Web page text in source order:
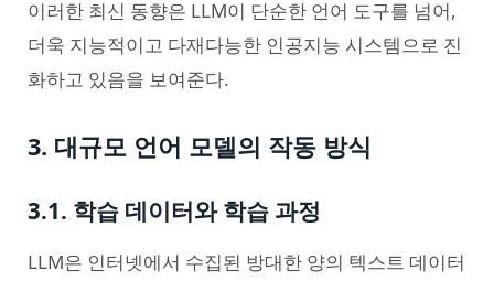
이러한 최신 동향은 LLM이 단순한 언어 도구를 넘어,
더욱 지능적이고 다재다능한 인공지능 시스템으로 진
화하고 있음을 보여준다.
3. 대규모 언어 모델의 작동 방식
3.1. 학습 데이터와 학습 과정
LLM은 인터넷에서 수집된 방대한 양의 텍스트 데이터